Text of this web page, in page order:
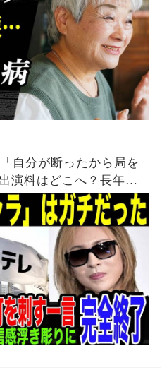
自分が断ったから局を
演料はどこへ？長年の
にYOSHIKIが生放送中
ィー番組で利益追求続